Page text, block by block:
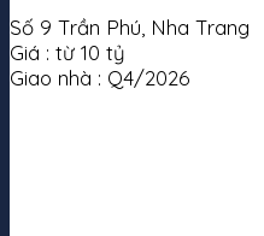
Số 9 Trần Phú, Nha Trang
Giá : từ 10 tỷ
Giao nhà : Q4/2026